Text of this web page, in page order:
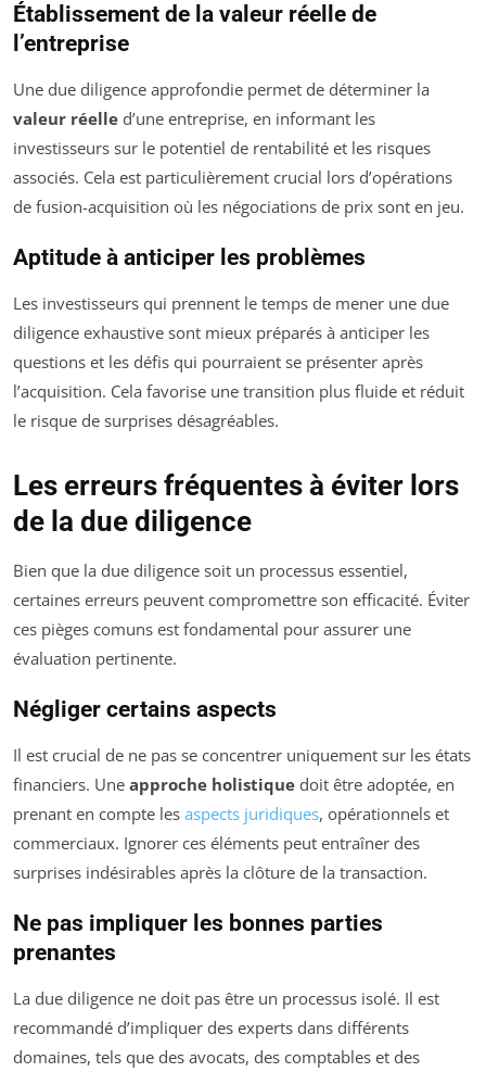
Établissement de la valeur réelle de
l’entreprise
Une due diligence approfondie permet de déterminer la
valeur réelle d’une entreprise, en informant les
investisseurs sur le potentiel de rentabilité et les risques
associés. Cela est particulièrement crucial lors d’opérations
de fusion-acquisition où les négociations de prix sont en jeu.
Aptitude à anticiper les problèmes
Les investisseurs qui prennent le temps de mener une due
diligence exhaustive sont mieux préparés à anticiper les
questions et les défis qui pourraient se présenter après
l’acquisition. Cela favorise une transition plus fluide et réduit
le risque de surprises désagréables.
Les erreurs fréquentes à éviter lors
de la due diligence
Bien que la due diligence soit un processus essentiel,
certaines erreurs peuvent compromettre son efficacité. Éviter
ces pièges comuns est fondamental pour assurer une
évaluation pertinente.
Négliger certains aspects
Il est crucial de ne pas se concentrer uniquement sur les états
financiers. Une approche holistique doit être adoptée, en
prenant en compte les aspects juridiques, opérationnels et
commerciaux. Ignorer ces éléments peut entraîner des
surprises indésirables après la clôture de la transaction.
Ne pas impliquer les bonnes parties
prenantes
La due diligence ne doit pas être un processus isolé. Il est
recommandé d’impliquer des experts dans différents
domaines, tels que des avocats, des comptables et des